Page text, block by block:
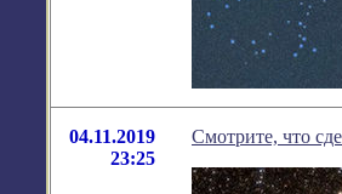
04.11.2019
23:25
Смотрите, что